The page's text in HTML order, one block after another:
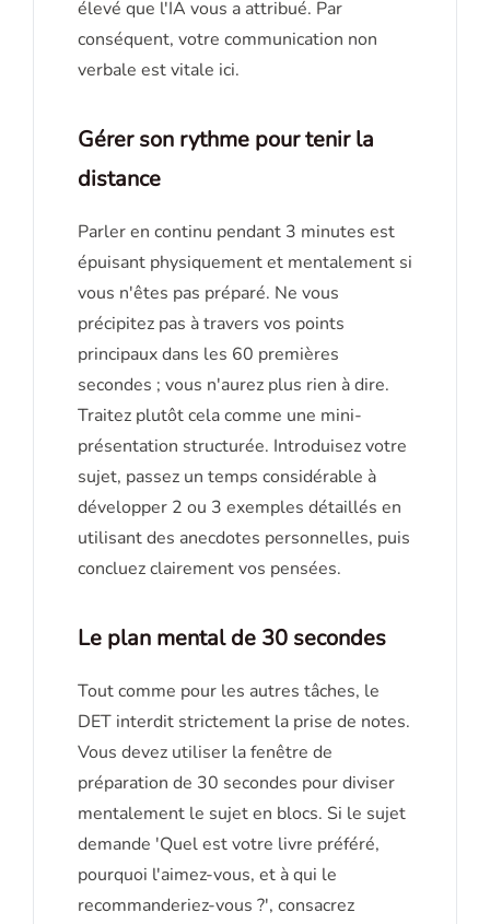
élevé que l'IA vous a attribué. Par
conséquent, votre communication non
verbale est vitale ici.
Gérer son rythme pour tenir la
distance
Parler en continu pendant 3 minutes est
épuisant physiquement et mentalement si
vous n'êtes pas préparé. Ne vous
précipitez pas à travers vos points
principaux dans les 60 premières
secondes ; vous n'aurez plus rien à dire.
Traitez plutôt cela comme une mini-
présentation structurée. Introduisez votre
sujet, passez un temps considérable à
développer 2 ou 3 exemples détaillés en
utilisant des anecdotes personnelles, puis
concluez clairement vos pensées.
Le plan mental de 30 secondes
Tout comme pour les autres tâches, le
DET interdit strictement la prise de notes.
Vous devez utiliser la fenêtre de
préparation de 30 secondes pour diviser
mentalement le sujet en blocs. Si le sujet
demande 'Quel est votre livre préféré,
pourquoi l'aimez-vous, et à qui le
recommanderiez-vous ?', consacrez